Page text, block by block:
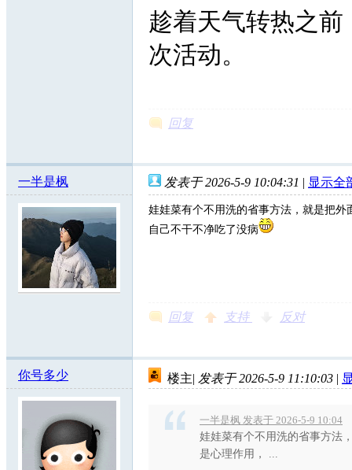
趁着天气转热之
次活动。
回复
一半是枫 发表于 2026-5-9 10:04:31 | 显示全
娃娃菜有个不用洗的省事方法，就是把
自己不干不净吃了没病
回复 支持 反对
你号多少 楼主| 发表于 2026-5-9 11:10:03 |
一半是枫 发表于 2026-5-9 10:04
娃娃菜有个不用洗的省事方法
是心理作用， ...